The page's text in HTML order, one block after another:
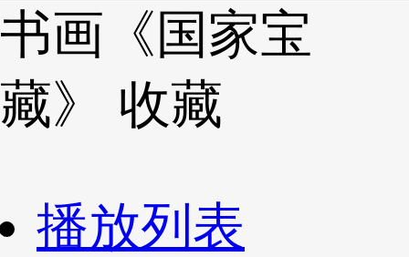
书画《国家宝
藏》
收藏
播放列表